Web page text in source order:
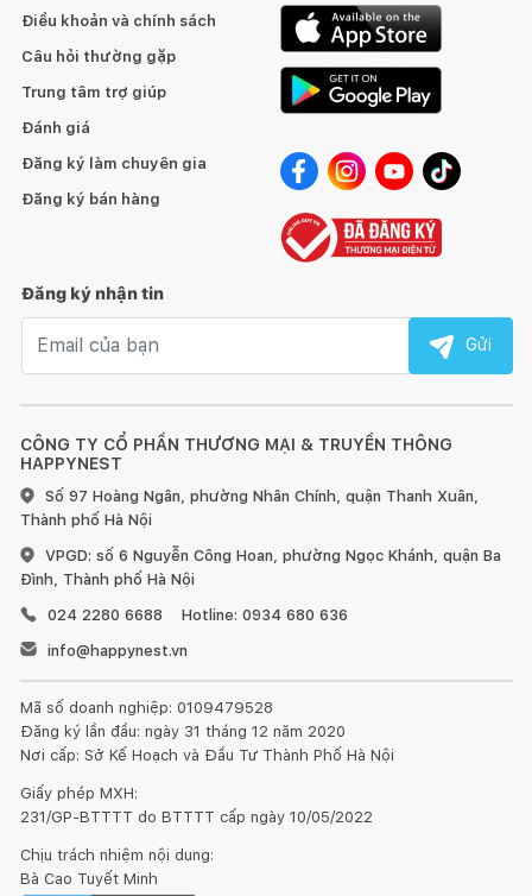
CÔNG TY CỔ PHẦN THƯƠNG MẠI & TRUYỀN THÔNG
HAPPYNEST
Số 97 Hoàng Ngân, phường Nhân Chính, quận Thanh Xuân,
Thành phố Hà Nội
VPGD: số 6 Nguyễn Công Hoan, phường Ngọc Khánh, quận Ba
Đình, Thành phố Hà Nội
024 2280 6688
Hotline: 0934 680 636
info@happynest.vn
Mã số doanh nghiệp: 0109479528
Đăng ký lần đầu: ngày 31 tháng 12 năm 2020
Nơi cấp: Sở Kế Hoạch và Đầu Tư Thành Phố Hà Nội
Giấy phép MXH:
231/GP-BTTTT do BTTTT cấp ngày 10/05/2022
Chịu trách nhiệm nội dung:
Bà Cao Tuyết Minh
Điều khoản và chính sách
Câu hỏi thường gặp
Trung tâm trợ giúp
Đánh giá
Đăng ký làm chuyên gia
Đăng ký bán hàng
Đăng ký nhận tin
Gửi